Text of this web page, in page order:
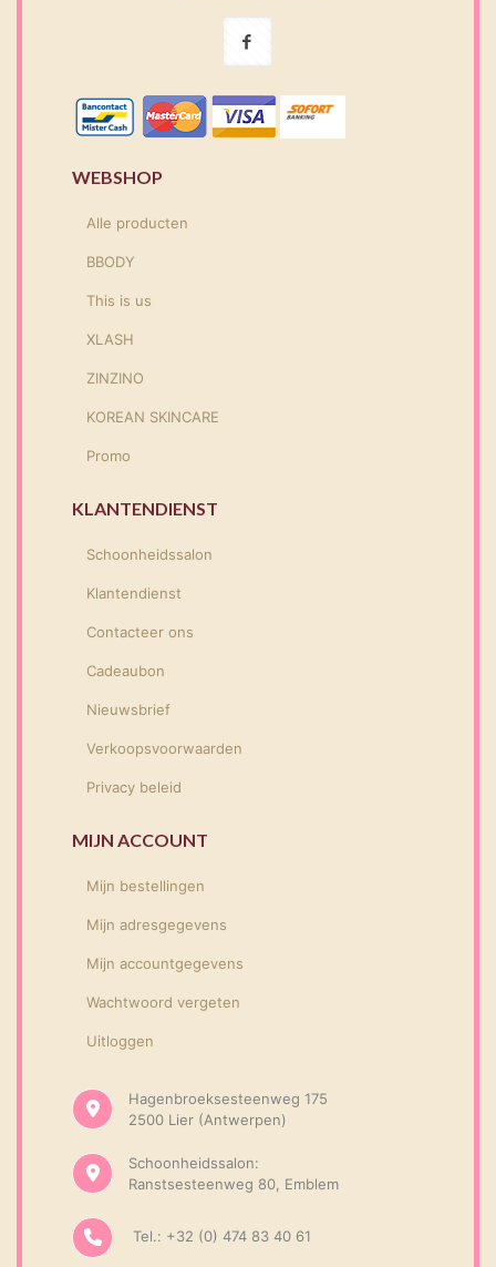
WEBSHOP
Alle producten
BBODY
This is us
XLASH
ZINZINO
KOREAN SKINCARE
Promo
KLANTENDIENST
Schoonheidssalon
Klantendienst
Contacteer ons
Cadeaubon
Nieuwsbrief
Verkoopsvoorwaarden
Privacy beleid
MIJN ACCOUNT
Mijn bestellingen
Mijn adresgegevens
Mijn accountgegevens
Wachtwoord vergeten
Uitloggen
Hagenbroeksesteenweg 175
2500 Lier (Antwerpen)
Schoonheidssalon:
Ranstsesteenweg 80, Emblem
Tel.: +32 (0) 474 83 40 61